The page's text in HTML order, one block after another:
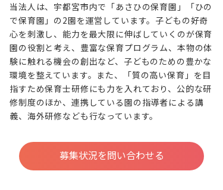
当法人は、宇都宮市内で「あさひの保育園」「ひの
で保育園」の2園を運営しています。子どもの好奇
心を刺激し、能力を最大限に伸ばしていくのが保育
園の役割と考え、豊富な保育プログラム、本物の体
験に触れる機会の創出など、子どものための豊かな
環境を整えています。また、「質の高い保育」を目
指すため保育士研修にも力を入れており、公的な研
修制度のほか、連携している園の指導者による講
義、海外研修なども行なっています。
募集状況を問い合わせる